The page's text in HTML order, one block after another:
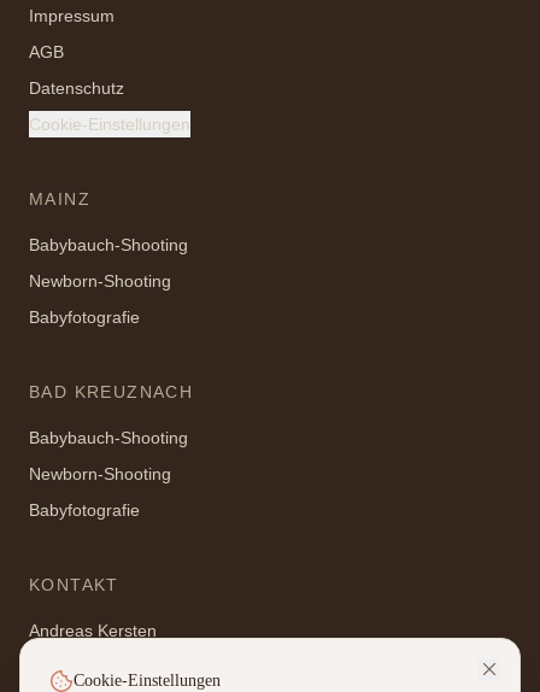
Impressum
AGB
Datenschutz
Cookie-Einstellungen
MAINZ
Babybauch-Shooting
Newborn-Shooting
Babyfotografie
BAD KREUZNACH
Babybauch-Shooting
Newborn-Shooting
Babyfotografie
KONTAKT
Andreas Kersten
Pfarriusstr. 2, 55452 Guldental
Cookie-Einstellungen